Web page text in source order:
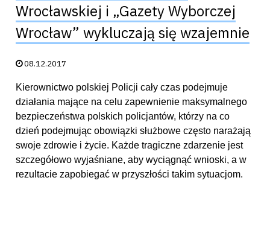
Wrocławskiej i „Gazety Wyborczej
Wrocław” wykluczają się wzajemnie
Data publikacji:
08.12.2017
Kierownictwo polskiej Policji cały czas podejmuje
działania mające na celu zapewnienie maksymalnego
bezpieczeństwa polskich policjantów, którzy na co
dzień podejmując obowiązki służbowe często narażają
swoje zdrowie i życie. Każde tragiczne zdarzenie jest
szczegółowo wyjaśniane, aby wyciągnąć wnioski, a w
rezultacie zapobiegać w przyszłości takim sytuacjom.